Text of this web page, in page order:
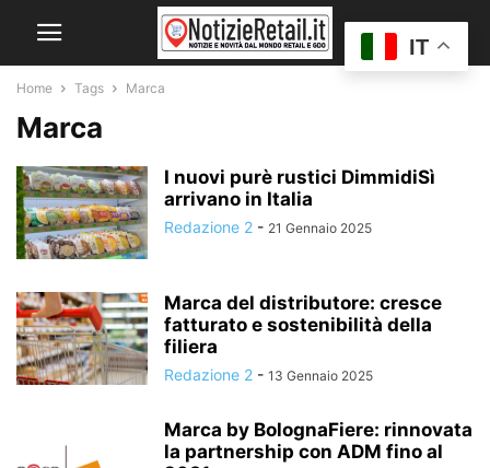
Home Tags Marca
Marca
I nuovi purè rustici DimmidiSì
arrivano in Italia
Redazione 2 - 21 Gennaio 2025
Marca del distributore: cresce
fatturato e sostenibilità della
filiera
Redazione 2 - 13 Gennaio 2025
Marca by BolognaFiere: rinnovata
la partnership con ADM fino al
IT